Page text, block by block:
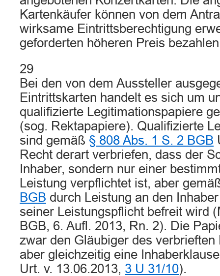
Kartenkäufer können von dem
wirksame Eintrittsberechtigung
geforderten höheren Preis
29
Bei den von dem Aussteller
Eintrittskarten handelt es sich um
qualifizierte Legitimationspapiere
(sog. Rektapapiere). Qualifizierte
sind gemäß § 808 Abs. 1 S. 2 BGB
Recht derart verbriefen, dass der
Inhaber, sondern nur einer
Leistung verpflichtet ist, aber
BGB durch Leistung an den
seiner Leistungspflicht befreit wird
BGB, 6. Aufl. 2013, Rn. 2). Die
zwar den Gläubiger des verbrieften
aber gleichzeitig eine
Urt. v. 13.06.2013, 3 U 31/10).